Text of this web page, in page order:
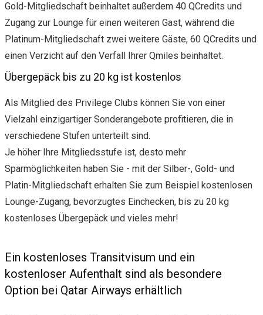
Gold-Mitgliedschaft beinhaltet außerdem 40 QCredits und
Zugang zur Lounge für einen weiteren Gast, während die
Platinum-Mitgliedschaft zwei weitere Gäste, 60 QCredits und
einen Verzicht auf den Verfall Ihrer Qmiles beinhaltet.
Übergepäck bis zu 20 kg ist kostenlos
Als Mitglied des Privilege Clubs können Sie von einer
Vielzahl einzigartiger Sonderangebote profitieren, die in
verschiedene Stufen unterteilt sind.
Je höher Ihre Mitgliedsstufe ist, desto mehr
Sparmöglichkeiten haben Sie - mit der Silber-, Gold- und
Platin-Mitgliedschaft erhalten Sie zum Beispiel kostenlosen
Lounge-Zugang, bevorzugtes Einchecken, bis zu 20 kg
kostenloses Übergepäck und vieles mehr!
Ein kostenloses Transitvisum und ein
kostenloser Aufenthalt sind als besondere
Option bei Qatar Airways erhältlich